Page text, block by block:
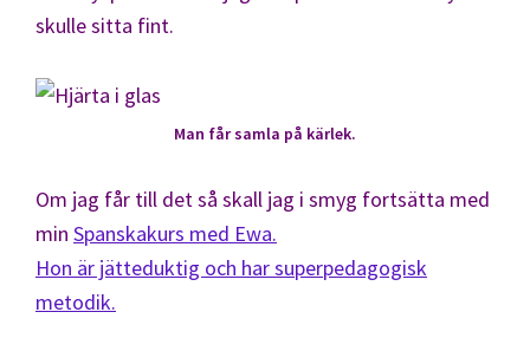
skulle sitta fint.
Man får samla på kärlek.
Om jag får till det så skall jag i smyg fortsätta med
min Spanskakurs med Ewa.
Hon är jätteduktig och har superpedagogisk
metodik.